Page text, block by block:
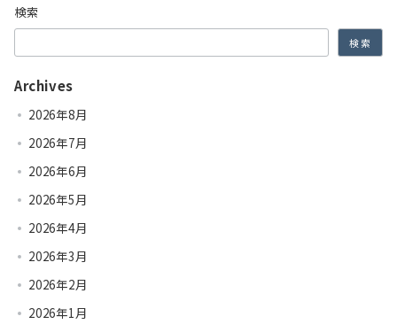
検索
検索
Archives
2026年8月
2026年7月
2026年6月
2026年5月
2026年4月
2026年3月
2026年2月
2026年1月